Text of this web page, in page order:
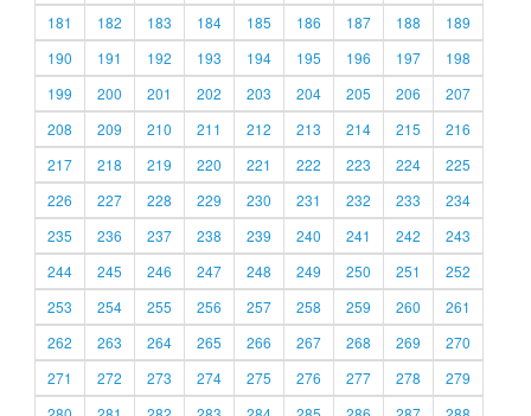
181
182 183 184 185 186 187 188
189
190
191 192 193 194 195 196 197
198
199
200 201 202 203 204 205 206
207
208
209 210 211 212 213 214 215
216
217
218 219 220 221 222 223 224
225
226
227 228 229 230 231 232 233
234
235
236 237 238 239 240 241 242
243
244
245 246 247 248 249 250 251
252
253
254 255 256 257 258 259 260
261
262
263 264 265 266 267 268 269
270
271
272 273 274 275 276 277 278
279